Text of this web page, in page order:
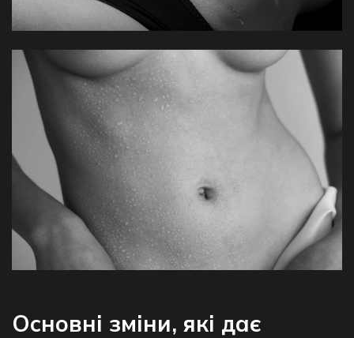
Основні зміни, які дає